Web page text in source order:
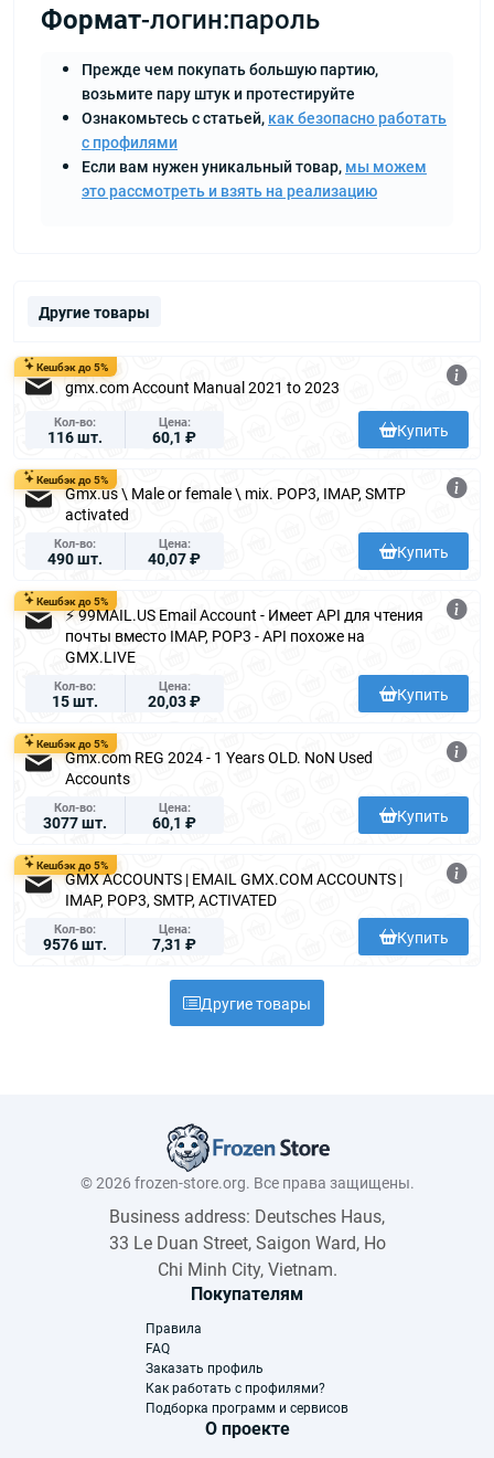
Формат-логин:пароль
Прежде чем покупать большую партию,
возьмите пару штук и протестируйте
Ознакомьтесь с статьей, как безопасно работать
с профилями
Если вам нужен уникальный товар, мы можем
это рассмотреть и взять на реализацию
Другие товары
Кешбэк до 5%
gmx.com Account Manual 2021 to 2023
Кол-во
116 шт.
Цена
60,1 ₽ Купить
Кешбэк до 5%
Gmx.us \ Male or female \ mix. POP3, IMAP, SMTP
activated
Кол-во
490 шт.
Цена
40,07 ₽ Купить
Кешбэк до 5%
⚡ 99MAIL.US Email Account - Имеет API для чтения
почты вместо IMAP, POP3 - API похоже на
GMX.LIVE
Кол-во
15 шт.
Цена
20,03 ₽ Купить
Кешбэк до 5%
Gmx.com REG 2024 - 1 Years OLD. NoN Used
Accounts
Кол-во
3077 шт.
Цена
60,1 ₽ Купить
Кешбэк до 5%
GMX ACCOUNTS | EMAIL GMX.COM ACCOUNTS |
IMAP, POP3, SMTP, ACTIVATED
Кол-во
9576 шт.
Цена
7,31 ₽ Купить
Другие товары
© 2026 frozen-store.org. Все права защищены.
Business address: Deutsches Haus,
33 Le Duan Street, Saigon Ward, Ho
Chi Minh City, Vietnam.
Покупателям
Правила
FAQ
Заказать профиль
Как работать с профилями?
Подборка программ и сервисов
О проекте